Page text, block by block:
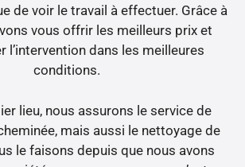
de voir le travail à effectuer. Grâce à
vous offrir les meilleurs prix et
l’intervention dans les meilleures
conditions.
lieu, nous assurons le service de
mais aussi le nettoyage de
le faisons depuis que nous avons